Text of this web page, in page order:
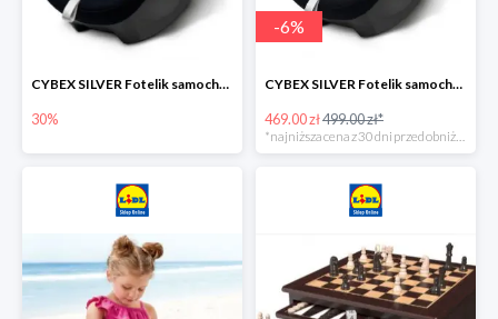
CYBEX SILVER Fotelik samochodowy -30%
30%
-6%
CYBEX SILVER Fotelik samochodowy + dostawa gratis!
469.00 zł499.00 zł*
*najniższa cena z 30 dni przed obniżką